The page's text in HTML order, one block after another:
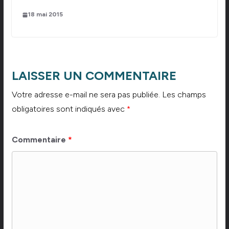
18 mai 2015
LAISSER UN COMMENTAIRE
Votre adresse e-mail ne sera pas publiée. Les champs
obligatoires sont indiqués avec *
Commentaire *